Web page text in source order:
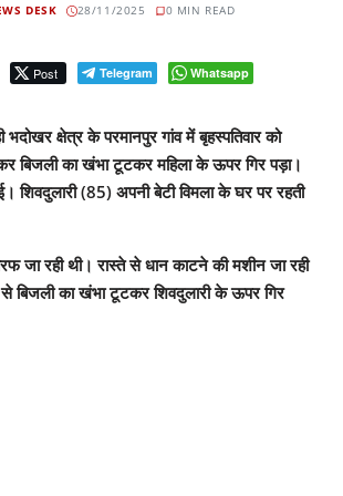
DESK 28/11/2025 0 MIN READ
Post Telegram Whatsapp
भदोखर क्षेत्र के परमानपुर गांव में बृहस्पतिवार को
बिजली का खंभा टूटकर महिला के ऊपर गिर पड़ा।
शिवदुलारी (85) अपनी बेटी विमला के घर पर रहती
जा रही थी। रास्ते से धान काटने की मशीन जा रही
बिजली का खंभा टूटकर शिवदुलारी के ऊपर गिर